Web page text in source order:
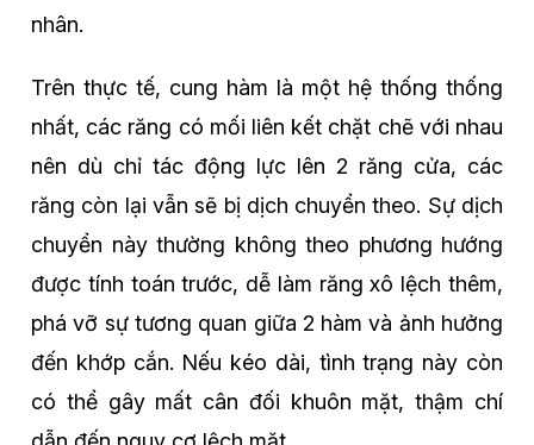
nhân.
Trên thực tế, cung hàm là một hệ thống thống
nhất, các răng có mối liên kết chặt chẽ với nhau
nên dù chỉ tác động lực lên 2 răng cửa, các
răng còn lại vẫn sẽ bị dịch chuyển theo. Sự dịch
chuyển này thường không theo phương hướng
được tính toán trước, dễ làm răng xô lệch thêm,
phá vỡ sự tương quan giữa 2 hàm và ảnh hưởng
đến khớp cắn. Nếu kéo dài, tình trạng này còn
có thể gây mất cân đối khuôn mặt, thậm chí